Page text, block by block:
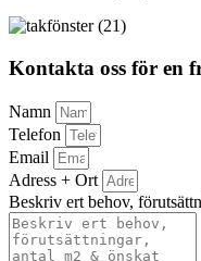
Kontakta oss för en
Namn
Telefon
Email
Adress + Ort
Beskriv ert behov,